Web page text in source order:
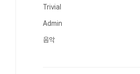
Trivial
Admin
음악